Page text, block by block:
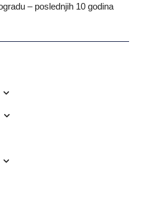
– poslednjih 10 godina